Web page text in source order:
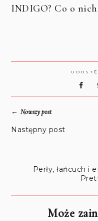
INDIGO? Co o nich
←Nowszy post
Następny post
Perły, łańcuch i
Może